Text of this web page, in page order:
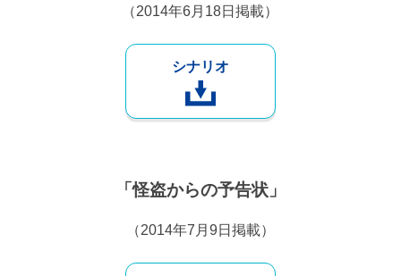
（2014年6月18日掲載）
シナリオ
「怪盗からの予告状」
（2014年7月9日掲載）